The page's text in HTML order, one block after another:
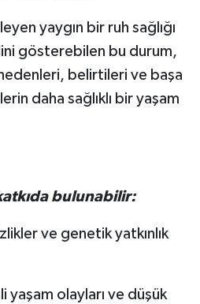
yaygın bir ruh sağlığı
gösterebilen bu durum,
belirtileri ve başa
daha sağlıklı bir yaşam
bulunabilir:
ve genetik yatkınlık
yaşam olayları ve düşük